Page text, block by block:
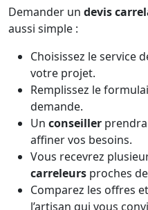
Demander un devis
aussi simple :
Choisissez le service
votre projet.
Remplissez le
demande.
Un conseiller
affiner vos besoins.
Vous recevrez
carreleurs proches
Comparez les offres
l’artisan qui vous